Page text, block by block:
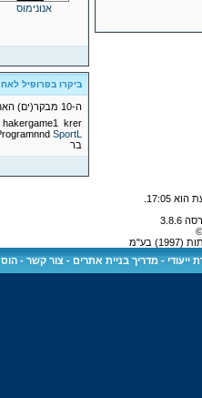
אנונימוס
ביקרו בפרופיל
ה-10 מבקר(ים) האחרונ(ים) לדף זה היו:
hakergame1
krer
SportL
בר
17:05
בע"מ
ייעודי -מדריך בניית אתרים -צור קשר -